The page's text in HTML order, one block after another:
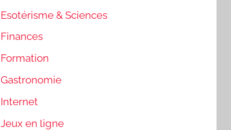
Esotérisme & Sciences
Finances
Formation
Gastronomie
Internet
Jeux en ligne